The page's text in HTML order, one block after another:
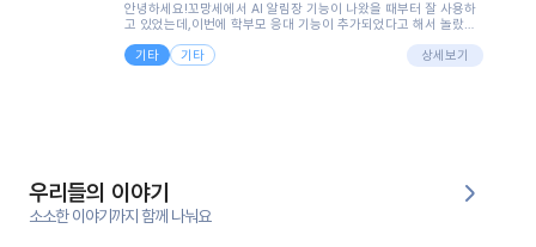
면..)그리고 제가 신입 때 이게 있었더라면 ㅜㅜㅜㅜ?응대 팁이 정말
좋은거 같아요지금은 그래도 아이들이 잘 이해 되지만초임 때는 정
말 어려워서 항상다른 선생님들께 도움을 요청했었거든요..ㅠ*일지
쓸 때도 좀 도움이 되는 거 같아요!
안녕하세요!꼬망세에서 AI 알림장 기능이 나왔을 때부터 잘 사용하
고 있었는데,이번에 학부모 응대 기능이 추가되었다고 해서 놀랐습
님 응대에 더 많은 부담을 느끼고 있습니다 ㅠㅠ이번에 제가 원에서
겪은 일과 학부모님께 전달드렸던 내용을 함께 보시고,저와 비슷한
을 많이 하는데,꼬망봇 덕분에 고민하는 시간을 줄이고 학부모님을
안심시킬 수 있었습니다.이 부분은 꼬망봇이 추가로 알려준 응대 tip
입니다.학부모님께 전화를 드리기 전에, 내용을 숙지하여 좀 더 전문
성 있는 교사가 되어 대화를 나눌 수 있었습니다.꼬망세 AI학부모 응
기타 기타 상세보기
우리들의 이야기
소소한 이야기까지 함께 나눠요